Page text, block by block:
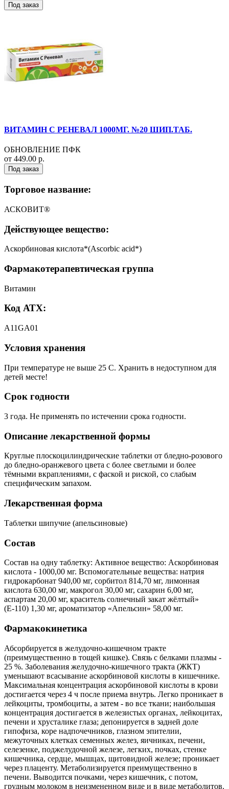
Под заказ
ВИТАМИН С РЕНЕВАЛ 1000МГ. №20 ШИП.ТАБ.
ОБНОВЛЕНИЕ ПФК
от 449.00 р.
Под заказ
Торговое название:
АСКОВИТ®
Действующее вещество:
Аскорбиновая кислота*(Ascorbic acid*)
Фармакотерапевтическая группа
Витамин
Код АТХ:
A11GA01
Условия хранения
При температуре не выше 25 C. Хранить в недоступном для
детей месте!
Срок годности
3 года. Не применять по истечении срока годности.
Описание лекарственной формы
Круглые плоскоцилиндрические таблетки от бледно-розового
до бледно-оранжевого цвета с более светлыми и более
тёмными вкраплениями, с фаской и риской, со слабым
специфическим запахом.
Лекарственная форма
Таблетки шипучие (апельсиновые)
Состав
Состав на одну таблетку: Активное вещество: Аскорбиновая
кислота - 1000,00 мг. Вспомогательные вещества: натрия
гидрокарбонат 940,00 мг, сорбитол 814,70 мг, лимонная
кислота 630,00 мг, макрогол 30,00 мг, сахарин 6,00 мг,
аспартам 20,00 мг, краситель солнечный закат жёлтый»
(Е-110) 1,30 мг, ароматизатор «Апельсин» 58,00 мг.
Фармакокинетика
Абсорбируется в желудочно-кишечном тракте
(преимущественно в тощей кишке). Связь с белками плазмы -
25 %. Заболевания желудочно-кишечного тракта (ЖКТ)
уменьшают всасывание аскорбиновой кислоты в кишечнике.
Максимальная концентрация аскорбиновой кислоты в крови
достигается через 4 ч после приема внутрь. Легко проникает в
лейкоциты, тромбоциты, а затем - во все ткани; наибольшая
концентрация достигается в железистых органах, лейкоцитах,
печени и хрусталике глаза; депонируется в задней доле
гипофиза, коре надпочечников, глазном эпителии,
межуточных клетках семенных желез, яичниках, печени,
селезенке, поджелудочной железе, легких, почках, стенке
кишечника, сердце, мышцах, щитовидной железе; проникает
через плаценту. Метаболизируется преимущественно в
печени. Выводится почками, через кишечник, с потом,
грудным молоком в неизмененном виде и в виде метаболитов.